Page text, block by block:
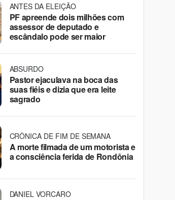
ANTES DA ELEIÇÃO
PF apreende dois milhões com
assessor de deputado e
escândalo pode ser maior
ABSURDO
Pastor ejaculava na boca das
suas fiéis e dizia que era leite
sagrado
CRÔNICA DE FIM DE SEMANA
A morte filmada de um motorista e
a consciência ferida de Rondônia
DANIEL VORCARO